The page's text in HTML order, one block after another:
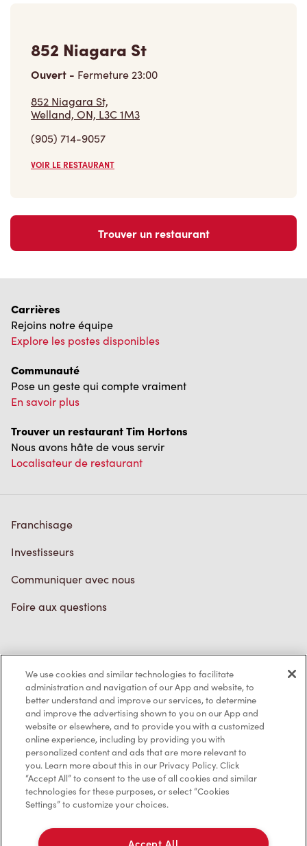
852 Niagara St
Ouvert - Fermeture23:00
852 Niagara St,
Welland, ON, L3C 1M3
(905) 714-9057
VOIR LE RESTAURANT
Trouver un restaurant
Carrières
Rejoins notre équipe
Explore les postes disponibles
Communauté
Pose un geste qui compte vraiment
En savoir plus
Trouver un restaurant Tim Hortons
Nous avons hâte de vous servir
Localisateur de restaurant
Franchisage
Investisseurs
Communiquer avec nous
Foire aux questions
Politique de confidentialité
Conditions de service
Marques de commerce
Accessibilité
Diagnostic
Contactez-nous
We use cookies and similar technologies to facilitate
administration and navigation of our App and website, to
better understand and improve our services, to determine
and improve the advertising shown to you on our App and
website or elsewhere, and to provide you with a customized
online experience, including by providing you with
personalized content and ads that are more relevant to
you. Learn more about this in our Privacy Policy. Click
“Accept All” to consent to the use of all cookies and similar
technologies for these purposes, or select “Cookies
Settings” to customize your choices.
Accept All